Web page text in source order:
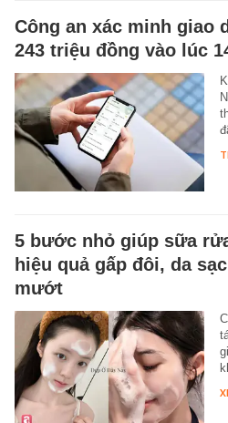
Công an xác minh giao
243 triệu đồng vào lúc
5 bước nhỏ giúp sữa
hiệu quả gấp đôi, da
mướt